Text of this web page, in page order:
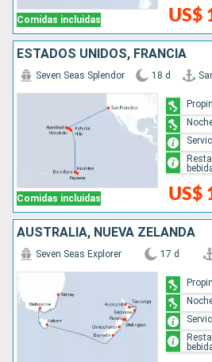
Comidas incluidas US$
ESTADOS UNIDOS, FRANCIA
Comidas incluidas
Seven Seas Splendor 18 d
US$
AUSTRALIA, NUEVA ZELANDA
Seven Seas Explorer 17 d